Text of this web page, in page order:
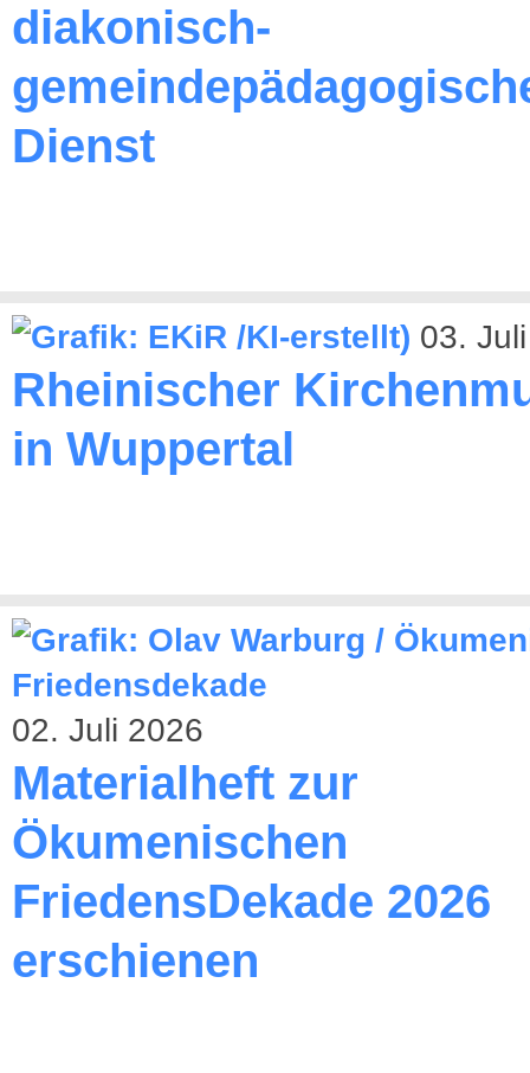
diakonisch-
Dienst
03.
Rheinischer
in Wuppertal
02. Juli 2026
Materialheft zur
Ökumenischen
FriedensDekade 2026
erschienen